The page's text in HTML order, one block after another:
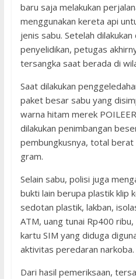
baru saja melakukan
menggunakan kereta api
jenis sabu. Setelah
penyelidikan, petugas
tersangka saat berada di
Saat dilakukan
paket besar sabu yang
warna hitam merek
dilakukan penimbangan
pembungkusnya, total berat
gram.
Selain sabu, polisi juga
bukti lain berupa plastik klip
sedotan plastik, lakban,
ATM, uang tunai Rp400
kartu SIM yang diduga
aktivitas peredaran narkoba.
Dari hasil pemeriksaan,